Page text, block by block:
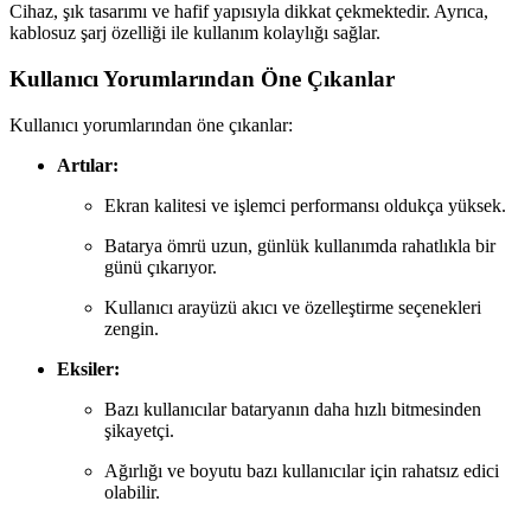
Cihaz, şık tasarımı ve hafif yapısıyla dikkat çekmektedir. Ayrıca,
kablosuz şarj özelliği ile kullanım kolaylığı sağlar.
Kullanıcı Yorumlarından Öne Çıkanlar
Kullanıcı yorumlarından öne çıkanlar:
Artılar:
Ekran kalitesi ve işlemci performansı oldukça yüksek.
Batarya ömrü uzun, günlük kullanımda rahatlıkla bir
günü çıkarıyor.
Kullanıcı arayüzü akıcı ve özelleştirme seçenekleri
zengin.
Eksiler:
Bazı kullanıcılar bataryanın daha hızlı bitmesinden
şikayetçi.
Ağırlığı ve boyutu bazı kullanıcılar için rahatsız edici
olabilir.